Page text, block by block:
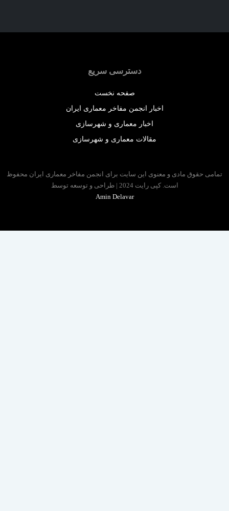
دسترسی سریع
صفحه نخست
اخبار انجمن مفاخر معماری ایران
اخبار معماری و شهرسازی
مقالات معماری و شهرسازی
حقوق مادی و معنوی این سایت برای انجمن مفاخر معماری ایران محفوظ
است. کپی رایت 2024 | طراحی و توسعه توسط
Amin Delavar